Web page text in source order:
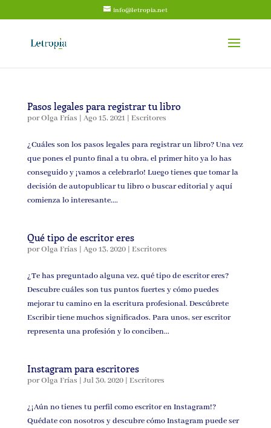
info@letropia.net
Pasos legales para registrar tu libro
porOlga Frías | Ago 15, 2021| Escritores
¿Cuáles son los pasos legales para registrar un libro? Una vez
que pones el punto final a tu obra, el primer hito ya lo has
conseguido y ¡vamos a celebrarlo! Luego tienes que tomar la
decisión de autopublicar tu libro o buscar editorial y aquí
comienza lo interesante....
Qué tipo de escritor eres
porOlga Frías | Ago 13, 2020| Escritores
¿Te has preguntado alguna vez, qué tipo de escritor eres?
Descubre cuáles son tus puntos fuertes y cómo puedes
mejorar tu camino en la escritura profesional. Descúbrete
Escribir tiene muchos significados. Para unos, ser escritor
representa una profesión y lo conciben...
Instagram para escritores
porOlga Frías | Jul 30, 2020| Escritores
¿¡Aún no tienes tu perfil como escritor en Instagram!?
Quédate con nosotros y descubre cómo Instagram puede ser